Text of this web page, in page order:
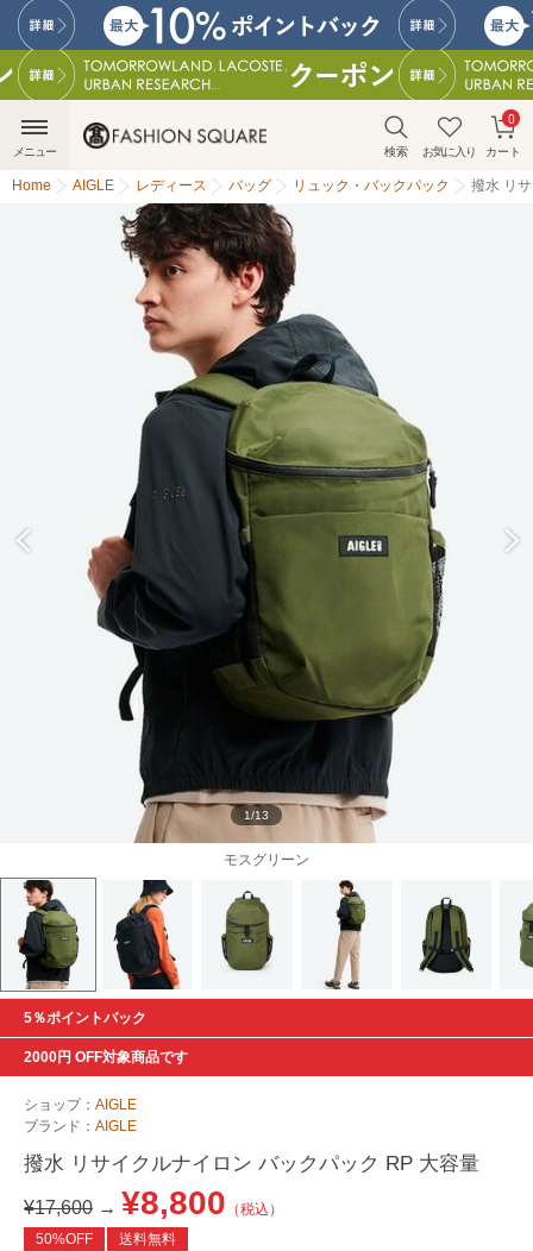
検索 お気に入り カート
0
メニュー
Home AIGLE レディース バッグ リュック・バックパック 撥水 リ
モスグリーン
1/13
5％ポイントバック
2000円 OFF対象商品です
ショップ： AIGLE
ブランド： AIGLE
撥水 リサイクルナイロン バックパック RP 大容量
¥17,600 → ¥8,800 （税込）
50%OFF
送料無料